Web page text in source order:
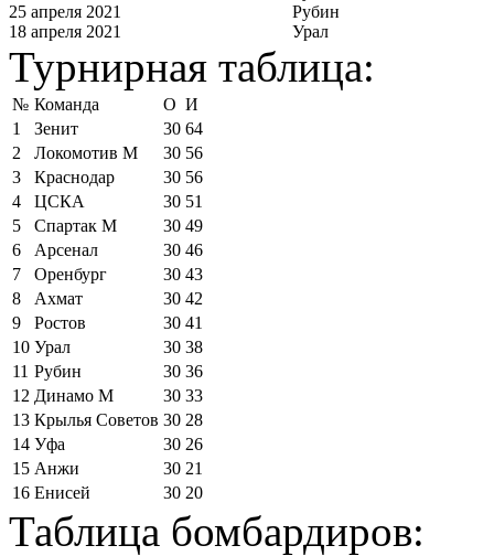
25 апреля 2021
Рубин
18 апреля 2021
Урал
Турнирная таблица:
№ Команда О И
1
Зенит 30 64
2
Локомотив М 30 56
3
Краснодар 30 56
4
ЦСКА 30 51
5
Спартак М 30 49
6
Арсенал 30 46
7
Оренбург 30 43
8
Ахмат 30 42
9
Ростов 30 41
10 Урал 30 38
11 Рубин 30 36
12 Динамо М 30 33
13 Крылья Советов 30 28
14 Уфа 30 26
15 Анжи 30 21
16 Енисей 30 20
Таблица бомбардиров: